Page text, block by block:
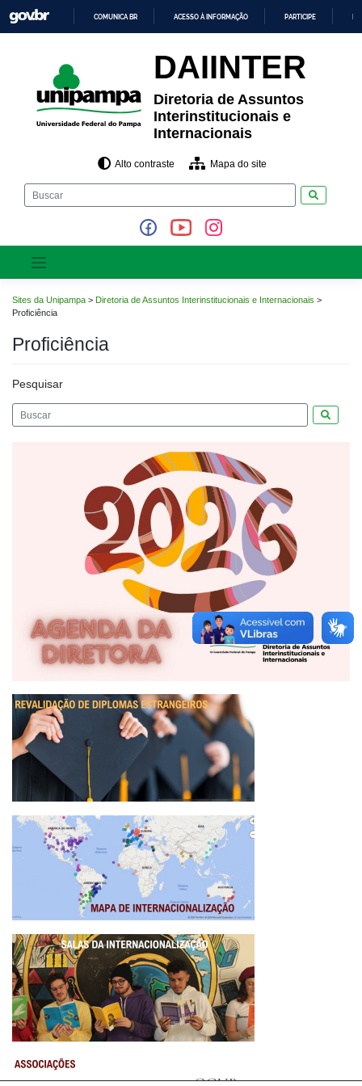
para
o
O
CONTEÚDO
COMUNICA BR ACESSO À INFORMAÇÃO PARTICIPE
DAIINTER
Diretoria de Assuntos
Interinstitucionais e
Internacionais
Alto contraste Mapa do site
Sites da Unipampa > Diretoria de Assuntos Interinstitucionais e Internacionais >
Proficiência
Proficiência
Pesquisar